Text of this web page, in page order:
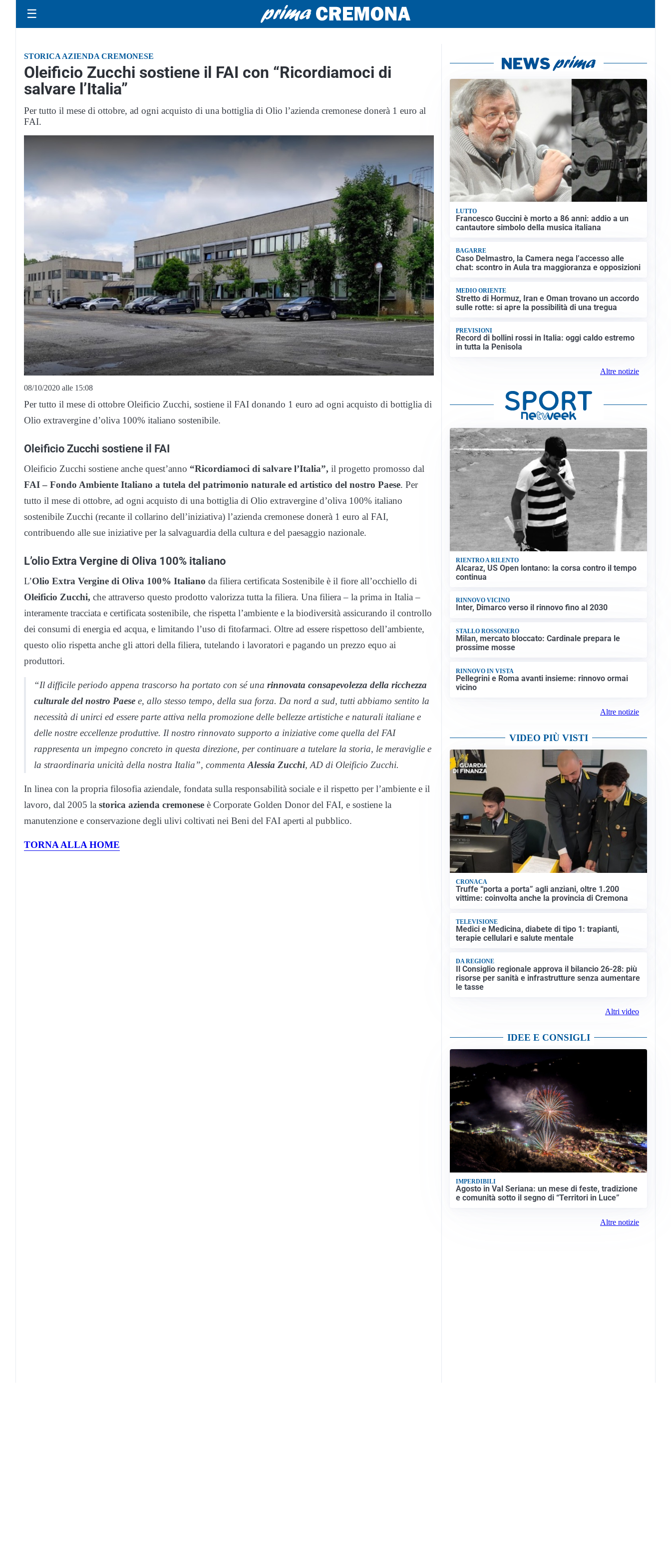
☰
STORICA AZIENDA CREMONESE
Oleificio Zucchi sostiene il FAI con “Ricordiamoci di
salvare l’Italia”
Per tutto il mese di ottobre, ad ogni acquisto di una bottiglia di Olio l’azienda cremonese donerà 1 euro al
FAI.
08/10/2020 alle 15:08
Per tutto il mese di ottobre Oleificio Zucchi, sostiene il FAI donando 1 euro ad ogni acquisto di bottiglia di
Olio extravergine d’oliva 100% italiano sostenibile.
Oleificio Zucchi sostiene il FAI
Oleificio Zucchi sostiene anche quest’anno “Ricordiamoci di salvare l’Italia”, il progetto promosso dal
FAI – Fondo Ambiente Italiano a tutela del patrimonio naturale ed artistico del nostro Paese. Per
tutto il mese di ottobre, ad ogni acquisto di una bottiglia di Olio extravergine d’oliva 100% italiano
sostenibile Zucchi (recante il collarino dell’iniziativa) l’azienda cremonese donerà 1 euro al FAI,
contribuendo alle sue iniziative per la salvaguardia della cultura e del paesaggio nazionale.
L’olio Extra Vergine di Oliva 100% italiano
L’Olio Extra Vergine di Oliva 100% Italiano da filiera certificata Sostenibile è il fiore all’occhiello di
Oleificio Zucchi, che attraverso questo prodotto valorizza tutta la filiera. Una filiera – la prima in Italia –
interamente tracciata e certificata sostenibile, che rispetta l’ambiente e la biodiversità assicurando il controllo
dei consumi di energia ed acqua, e limitando l’uso di fitofarmaci. Oltre ad essere rispettoso dell’ambiente,
questo olio rispetta anche gli attori della filiera, tutelando i lavoratori e pagando un prezzo equo ai
produttori.
“Il difficile periodo appena trascorso ha portato con sé una rinnovata consapevolezza della ricchezza
culturale del nostro Paese e, allo stesso tempo, della sua forza. Da nord a sud, tutti abbiamo sentito la
necessità di unirci ed essere parte attiva nella promozione delle bellezze artistiche e naturali italiane e
delle nostre eccellenze produttive. Il nostro rinnovato supporto a iniziative come quella del FAI
rappresenta un impegno concreto in questa direzione, per continuare a tutelare la storia, le meraviglie e
la straordinaria unicità della nostra Italia”, commentaAlessia Zucchi, AD di Oleificio Zucchi.
In linea con la propria filosofia aziendale, fondata sulla responsabilità sociale e il rispetto per l’ambiente e il
lavoro, dal 2005 la storica azienda cremonese è Corporate Golden Donor del FAI, e sostiene la
manutenzione e conservazione degli ulivi coltivati nei Beni del FAI aperti al pubblico.
TORNA ALLA HOME
LUTTO
Francesco Guccini è morto a 86 anni: addio a un
cantautore simbolo della musica italiana
BAGARRE
Caso Delmastro, la Camera nega l’accesso alle
chat: scontro in Aula tra maggioranza e opposizioni
MEDIO ORIENTE
Stretto di Hormuz, Iran e Oman trovano un accordo
sulle rotte: si apre la possibilità di una tregua
PREVISIONI
Record di bollini rossi in Italia: oggi caldo estremo
in tutta la Penisola
Altre notizie
RIENTRO A RILENTO
Alcaraz, US Open lontano: la corsa contro il tempo
continua
RINNOVO VICINO
Inter, Dimarco verso il rinnovo fino al 2030
STALLO ROSSONERO
Milan, mercato bloccato: Cardinale prepara le
prossime mosse
RINNOVO IN VISTA
Pellegrini e Roma avanti insieme: rinnovo ormai
vicino
Altre notizie
VIDEO PIÙ VISTI
CRONACA
Truffe “porta a porta” agli anziani, oltre 1.200
vittime: coinvolta anche la provincia di Cremona
TELEVISIONE
Medici e Medicina, diabete di tipo 1: trapianti,
terapie cellulari e salute mentale
DA REGIONE
Il Consiglio regionale approva il bilancio 26-28: più
risorse per sanità e infrastrutture senza aumentare
le tasse
Altri video
IDEE E CONSIGLI
IMPERDIBILI
Agosto in Val Seriana: un mese di feste, tradizione
e comunità sotto il segno di “Territori in Luce”
Altre notizie